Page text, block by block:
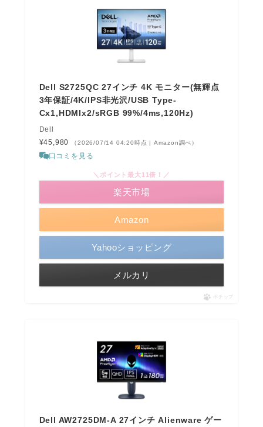
Dell S2725QC 27インチ 4K モニター(無輝点
3年保証/4K/IPS非光沢/USB Type-
Cx1,HDMIx2/sRGB 99%/4ms,120Hz)
Dell
¥45,980
（2026/07/14 04:20時点 | Amazon調べ）
口コミを見る
Amazon
＼ポイント最大11倍！／
楽天市場
Yahooショッピング
メルカリ
ポチップ
Dell AW2725DM-A 27インチ Alienware ゲー